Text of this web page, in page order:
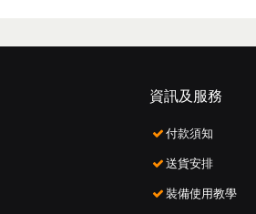
資訊及服務
付款須知
送貨安排
裝備使用教學